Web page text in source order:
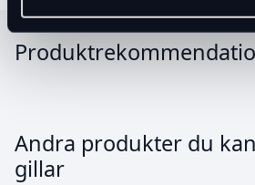
Andra produkter du
gillar